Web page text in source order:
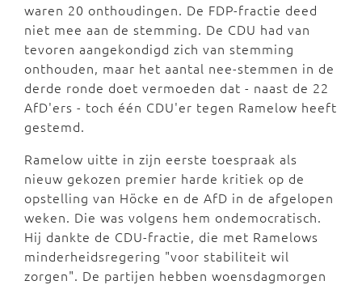
waren 20 onthoudingen. De FDP-fractie deed
niet mee aan de stemming. De CDU had van
tevoren aangekondigd zich van stemming
onthouden, maar het aantal nee-stemmen in de
derde ronde doet vermoeden dat - naast de 22
AfD'ers - toch één CDU'er tegen Ramelow heeft
gestemd.
Ramelow uitte in zijn eerste toespraak als
nieuw gekozen premier harde kritiek op de
opstelling van Höcke en de AfD in de afgelopen
weken. Die was volgens hem ondemocratisch.
Hij dankte de CDU-fractie, die met Ramelows
minderheidsregering "voor stabiliteit wil
zorgen". De partijen hebben woensdagmorgen